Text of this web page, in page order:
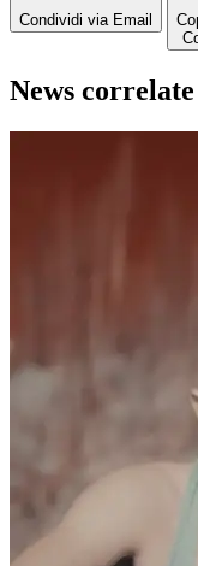
Condividi via Email
News correlate